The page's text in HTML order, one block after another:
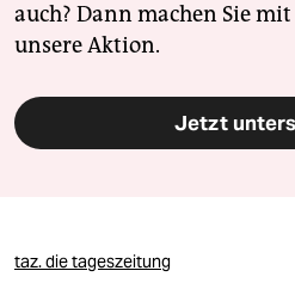
auch? Dann machen Sie
unsere Aktion.
Jetzt
taz. die tageszeitung